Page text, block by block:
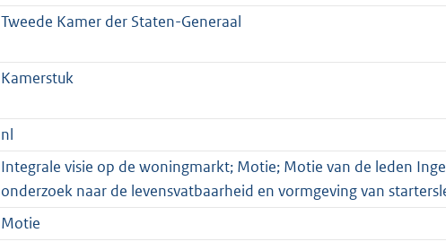
Tweede Kamer der Staten-Generaal
Kamerstuk
nl
Integrale visie op de woningmarkt; Motie; Motie van de leden
onderzoek naar de levensvatbaarheid en vormgeving van
Motie